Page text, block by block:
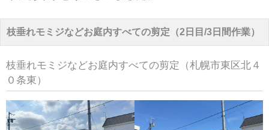
枝垂れモミジなどお庭内すべての剪定（2日目/3日間作業）
枝垂れモミジなどお庭内すべての剪定（札幌市東区北４
０条東）